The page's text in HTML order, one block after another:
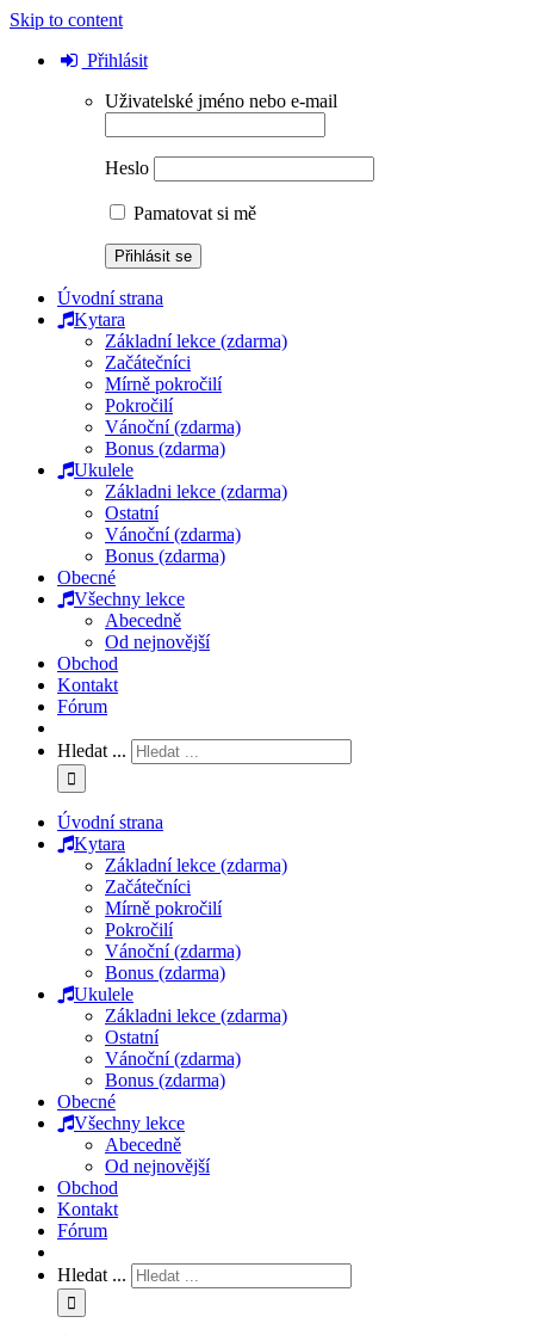
Skip to content
Přihlásit
Uživatelské jméno nebo e-mail
Heslo
Pamatovat si mě
Úvodní strana
Kytara
Základní lekce (zdarma)
Začátečníci
Mírně pokročilí
Pokročilí
Vánoční (zdarma)
Bonus (zdarma)
Ukulele
Základni lekce (zdarma)
Ostatní
Vánoční (zdarma)
Bonus (zdarma)
Obecné
Všechny lekce
Abecedně
Od nejnovější
Obchod
Kontakt
Fórum
Hledat ...
Úvodní strana
Kytara
Základní lekce (zdarma)
Začátečníci
Mírně pokročilí
Pokročilí
Vánoční (zdarma)
Bonus (zdarma)
Ukulele
Základni lekce (zdarma)
Ostatní
Vánoční (zdarma)
Bonus (zdarma)
Obecné
Všechny lekce
Abecedně
Od nejnovější
Obchod
Kontakt
Fórum
Hledat ...